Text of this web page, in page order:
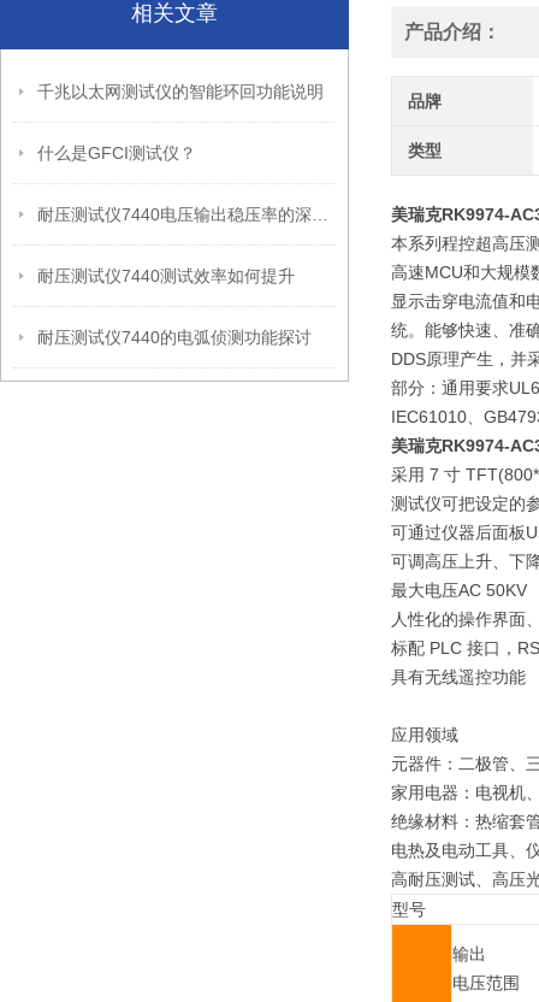
相关文章
千兆以太网测试仪的智能环回功能说明
什么是GFCI测试仪？
耐压测试仪7440测试效率如何提升
耐压测试仪7440的电弧侦测功能探讨
产品介绍：
品牌
类型
美瑞克RK9974-
本系列程控超高压
高速MCU和大规模
显示击穿电流值和
统。能够快速、准
DDS原理产生，并
部分：通用要求
IEC61010、
美瑞克RK9974-
采用 7 寸
测试仪可把设定的
可通过仪器后面板
可调高压上升、下
最大电压AC 50KV
人性化的操作界面
标配 PLC 接口，
具有无线遥控功能
应用领域
元器件：二极管、
家用电器：电视机
绝缘材料：热缩套
电热及电动工具、
高耐压测试、高压
型号
输出
电压范围